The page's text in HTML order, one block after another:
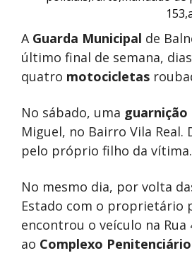
A Guarda Municipal de
último final de semana,
quatro motocicletas
No sábado, uma guarnição
Miguel, no Bairro Vila
pelo próprio filho da
No mesmo dia, por volta
Estado com o proprietário
encontrou o veículo na
ao Complexo Penitenciário